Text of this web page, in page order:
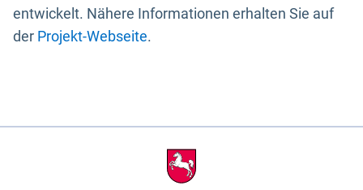
entwickelt. Nähere Informationen erhalten Sie auf
der Projekt-Webseite.